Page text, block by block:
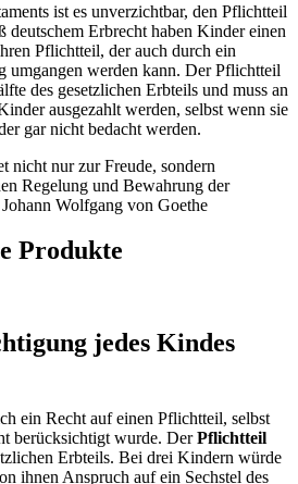
ist es unverzichtbar, den Pflichtteil
deutschem Erbrecht haben Kinder einen
Pflichtteil, der auch durch ein
umgangen werden kann. Der Pflichtteil
des gesetzlichen Erbteils und muss an
ausgezahlt werden, selbst wenn sie
gar nicht bedacht werden.
nicht nur zur Freude, sondern
Regelung und Bewahrung der
Wolfgang von Goethe
Produkte
jedes Kindes
ein Recht auf einen Pflichtteil, selbst
berücksichtigt wurde. DerPflichtteil
Erbteils. Bei drei Kindern würde
ihnen Anspruch auf ein Sechstel des